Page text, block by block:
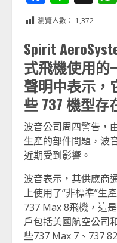
瀏覽人數： 1,372
Spirit
式飛機使用的
聲明中表示，
些 737 機型存
波音公司周四警告，
生產的部件問題，波
近期受到影響。
波音表示，其供應商
上使用了“非標準”生
737 Max 8飛機，這
戶包括美國航空公司
些737 Max 7、737